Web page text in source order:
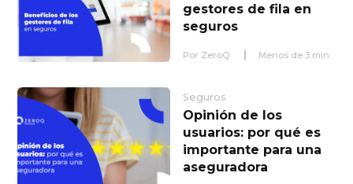
gestores de fila en
seguros
Por ZeroQ Menos de 3 min.
Seguros
Opinión de los
usuarios: por qué es
importante para una
aseguradora